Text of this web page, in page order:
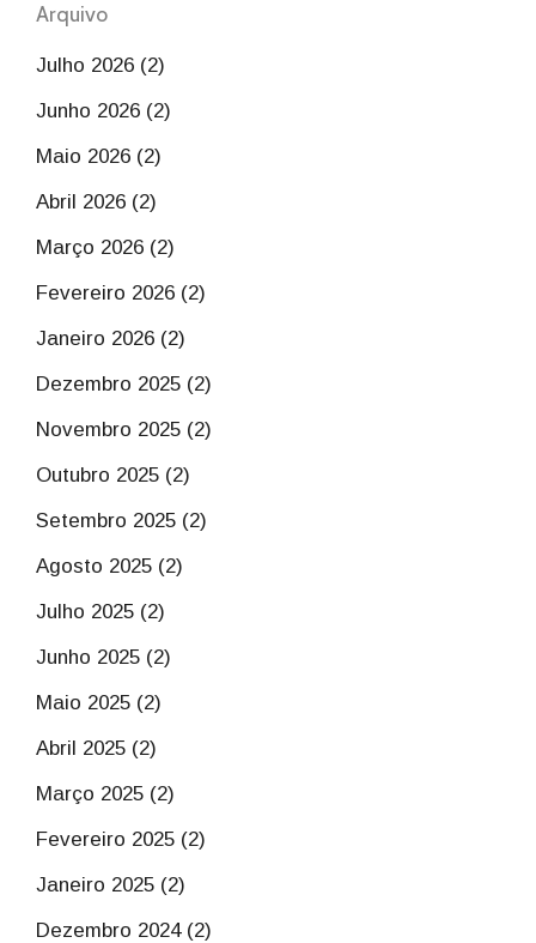
Arquivo
Julho 2026 (2)
Junho 2026 (2)
Maio 2026 (2)
Abril 2026 (2)
Março 2026 (2)
Fevereiro 2026 (2)
Janeiro 2026 (2)
Dezembro 2025 (2)
Novembro 2025 (2)
Outubro 2025 (2)
Setembro 2025 (2)
Agosto 2025 (2)
Julho 2025 (2)
Junho 2025 (2)
Maio 2025 (2)
Abril 2025 (2)
Março 2025 (2)
Fevereiro 2025 (2)
Janeiro 2025 (2)
Dezembro 2024 (2)